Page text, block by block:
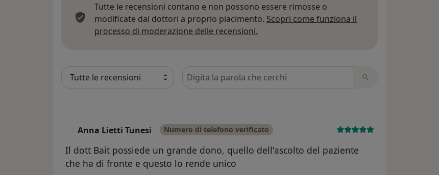
Tutte le recensioni contano e non possono essere rimosse o
modificate dai dottori a proprio piacimento. Scopri come funziona il
processo di moderazione delle recensioni.
Cerca nelle recensioni
Anna Lietti Tunesi Numero di telefono verificato
Il dott Bait possiede un grande dono, quello dell'ascolto del paziente
che ha di fronte e questo lo rende unico